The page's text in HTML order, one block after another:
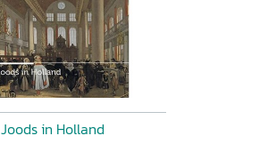
Joods in Holland